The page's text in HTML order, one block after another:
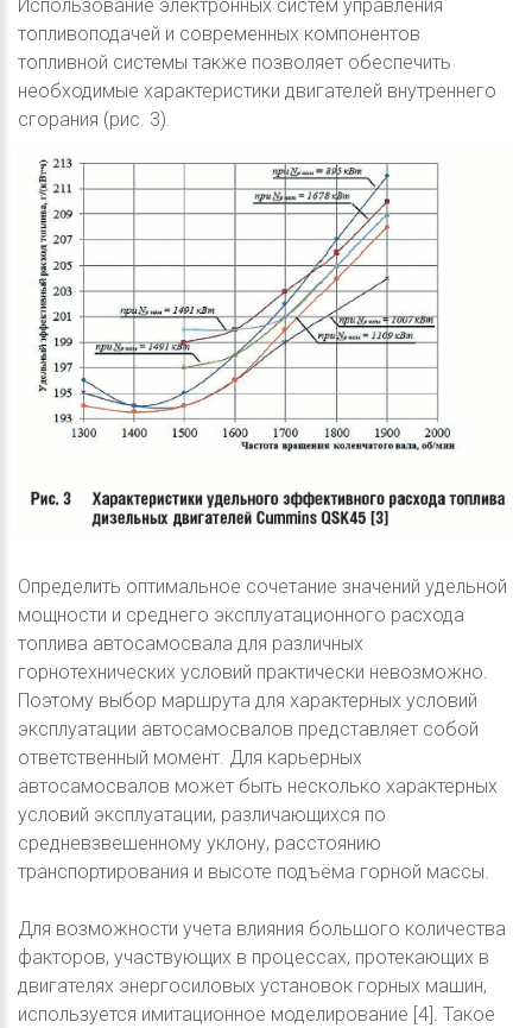
Использование электронных систем управления
топливоподачей и современных компонентов
топливной системы также позволяет обеспечить
необходимые характеристики двигателей внутреннего
сгорания (рис. 3).
Определить оптимальное сочетание значений удельной
мощности и среднего эксплуатационного расхода
топлива автосамосвала для различных
горнотехнических условий практически невозможно.
Поэтому выбор маршрута для характерных условий
эксплуатации автосамосвалов представляет собой
ответственный момент. Для карьерных
автосамосвалов может быть несколько характерных
условий эксплуатации, различающихся по
средневзвешенному уклону, расстоянию
транспортирования и высоте подъёма горной массы.
Для возможности учета влияния большого количества
факторов, участвующих в процессах, протекающих в
двигателях энергосиловых установок горных машин,
используется имитационное моделирование [4]. Такое